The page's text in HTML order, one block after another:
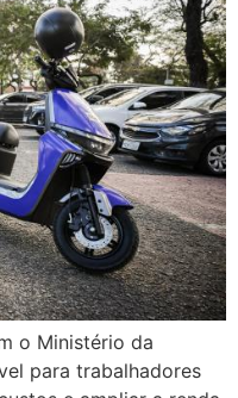
o Ministério da
para trabalhadores